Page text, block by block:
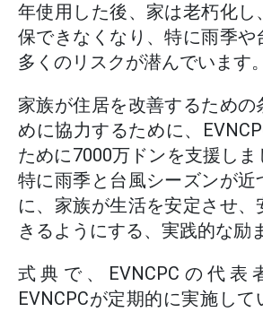
年使用した後、家は老朽化し
保できなくなり、特に雨季や
多くのリスクが潜んでいます。
家族が住居を改善するための
めに協力するために、
ために7000万ドンを支援しま
特に雨季と台風シーズンが近
に、家族が生活を安定させ
きるようにする、実践的な励
式典で、EVNCPCの代表
EVNCPCが定期的に実施し